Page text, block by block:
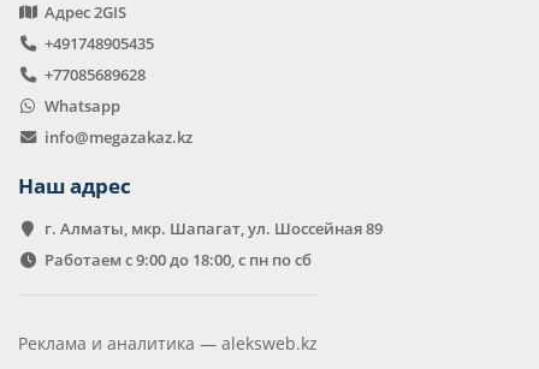
Адрес 2GIS
+491748905435
+77085689628
Whatsapp
info@megazakaz.kz
Наш адрес
г. Алматы, мкр. Шапагат, ул. Шоссейная 89
Работаем с 9:00 до 18:00, с пн по сб
Реклама и аналитика — aleksweb.kz